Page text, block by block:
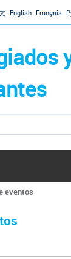
to navigation
English Français
eventos